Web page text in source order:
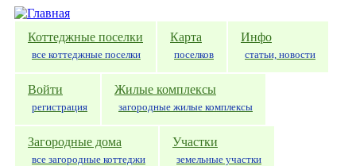
Перейти к основному содержанию
Коттеджные поселки
все коттеджные поселки
Карта
поселков
Инфо
статьи, новости
Войти
регистрация
Жилые комплексы
загородные жилые комплексы
Загородные дома
все загородные коттеджи
Участки
земельные участки